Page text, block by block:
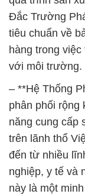
– **Hệ Thống
phân phối rộng
năng cung cấp
trên lãnh thổ
đến từ nhiều
nghiệp, y tế
này là một
trong dịch vụ
– **Giải Pháp
doanh nghiệp
chúng tôi cung